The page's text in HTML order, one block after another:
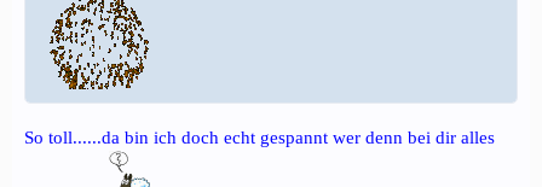
So toll......da bin ich doch echt gespannt wer denn bei dir alles